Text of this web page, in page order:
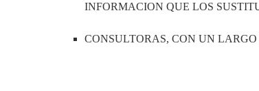
INFORMACION QUE LOS
CONSULTORAS, CON UN